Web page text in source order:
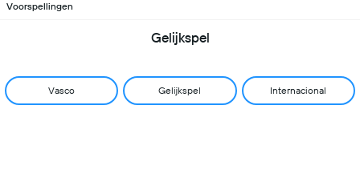
Voorspellingen
Gelijkspel
Vasco Gelijkspel Internacional